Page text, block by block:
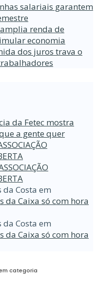
salariais garantem
renda de
economia
dos juros trava o
da Fetec mostra
a gente quer
da Costa em
da Caixa só com hora
da Costa em
da Caixa só com hora
categoria